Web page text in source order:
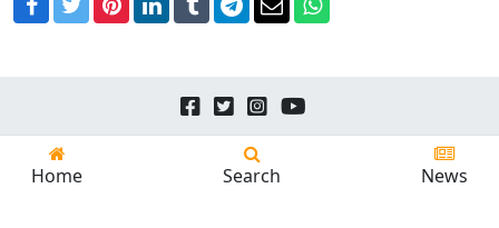
Facebook
TwitterPinterest
LinkedIn
TumblrTelegram
EmailWhatsApp
24news.id
Home Search News